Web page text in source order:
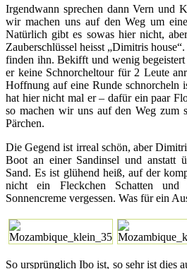
Irgendwann sprechen dann Vern und
wir machen uns auf den Weg um
Natürlich gibt es sowas hier nicht,
Zauberschlüssel heisst „Dimitris
finden ihn. Bekifft und wenig
er keine Schnorcheltour für 2 Leute
Hoffnung auf eine Runde schnorcheln
hat hier nicht mal er – dafür ein paar
so machen wir uns auf den Weg zum
Pärchen.
Die Gegend ist irreal schön, aber
Boot an einer Sandinsel und anstatt
Sand. Es ist glühend heiß, auf der
nicht ein Fleckchen Schatten
Sonnencreme vergessen. Was für ein
So ursprünglich Ibo ist, so sehr ist dies